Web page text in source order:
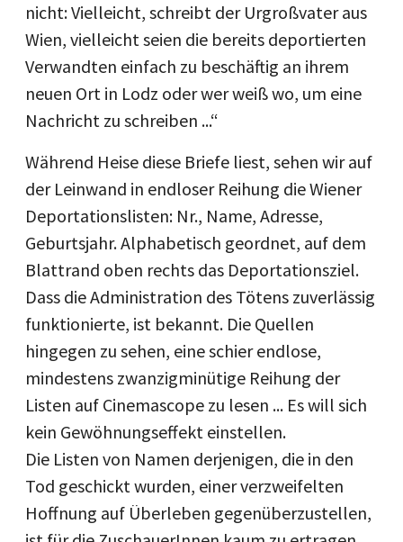
nicht: Vielleicht, schreibt der Urgroßvater aus
Wien, vielleicht seien die bereits deportierten
Verwandten einfach zu beschäftig an ihrem
neuen Ort in Lodz oder wer weiß wo, um eine
Nachricht zu schreiben ...“
Während Heise diese Briefe liest, sehen wir auf
der Leinwand in endloser Reihung die Wiener
Deportationslisten: Nr., Name, Adresse,
Geburtsjahr. Alphabetisch geordnet, auf dem
Blattrand oben rechts das Deportationsziel.
Dass die Administration des Tötens zuverlässig
funktionierte, ist bekannt. Die Quellen
hingegen zu sehen, eine schier endlose,
mindestens zwanzigminütige Reihung der
Listen auf Cinemascope zu lesen ... Es will sich
kein Gewöhnungseffekt einstellen.
Die Listen von Namen derjenigen, die in den
Tod geschickt wurden, einer verzweifelten
Hoffnung auf Überleben gegenüberzustellen,